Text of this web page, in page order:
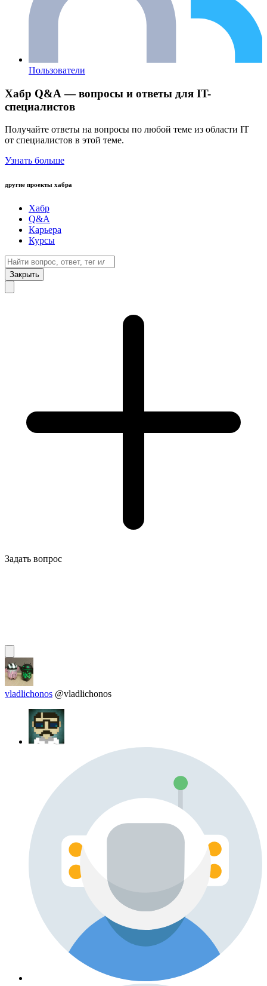
Пользователи
Хабр Q&A — вопросы и ответы для IT-
специалистов
Получайте ответы на вопросы по любой теме из области IT
от специалистов в этой теме.
Узнать больше
другие проекты хабра
Хабр
Q&A
Карьера
Курсы
Закрыть
Задать вопрос
vladlichonos @vladlichonos